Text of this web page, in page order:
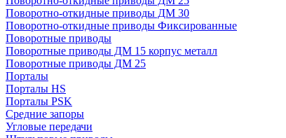
Поворотно-откидные приводы ДМ 30
Поворотно-откидные приводы Фиксированные
Поворотные приводы
Поворотные приводы ДМ 15 корпус металл
Поворотные приводы ДМ 25
Порталы
Порталы HS
Порталы PSK
Средние запоры
Угловые передачи